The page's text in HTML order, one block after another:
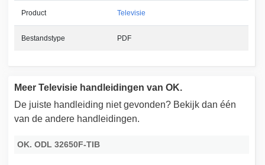
Product Televisie
Bestandstype PDF
Meer Televisie handleidingen van OK.
De juiste handleiding niet gevonden? Bekijk dan één
van de andere handleidingen.
OK. ODL 32650F-TIB